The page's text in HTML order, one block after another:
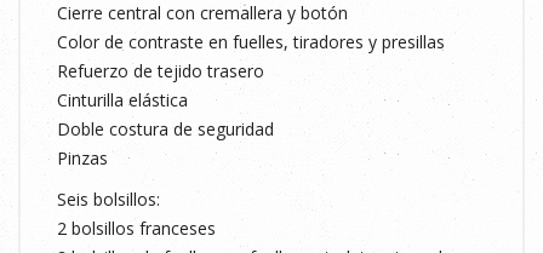
Cierre central con cremallera y botón
Color de contraste en fuelles, tiradores y presillas
Refuerzo de tejido trasero
Cinturilla elástica
Doble costura de seguridad
Pinzas
Seis bolsillos:
2 bolsillos franceses